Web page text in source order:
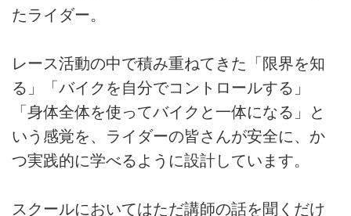
たライダー。
レース活動の中で積み重ねてきた「限界を知
る」「バイクを自分でコントロールする」
「身体全体を使ってバイクと一体になる」と
いう感覚を、ライダーの皆さんが安全に、か
つ実践的に学べるように設計しています。
スクールにおいてはただ講師の話を聞くだけ